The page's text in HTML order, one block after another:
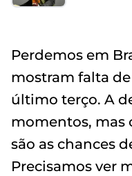
Perdemos em
mostram falta
último terço. A
momentos, mas
são as chances
Precisamos ver